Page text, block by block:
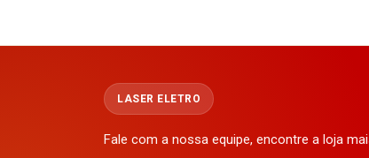
LASER ELETRO
Fale com a nossa equipe, encontre a loja